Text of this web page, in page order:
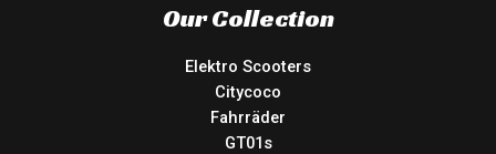
Our Collection
Elektro Scooters
Citycoco
Fahrräder
GT01s